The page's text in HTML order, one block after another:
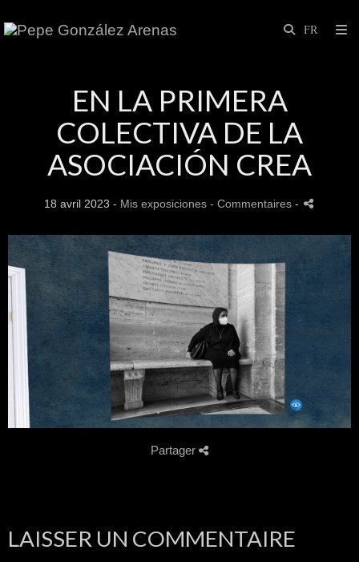
EN LA PRIMERA
COLECTIVA DE LA
ASOCIACIÓN CREA
18 avril 2023 - Mis exposiciones - Commentaires -
Partager
LAISSER UN COMMENTAIRE